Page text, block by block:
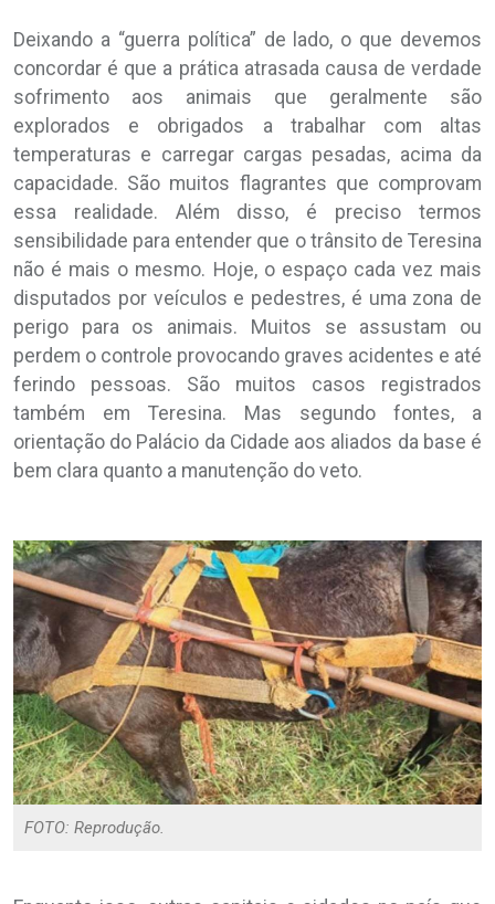
Deixando a “guerra política” de lado, o que devemos
concordar é que a prática atrasada causa de verdade
sofrimento aos animais que geralmente são
explorados e obrigados a trabalhar com altas
temperaturas e carregar cargas pesadas, acima da
capacidade. São muitos flagrantes que comprovam
essa realidade. Além disso, é preciso termos
sensibilidade para entender que o trânsito de Teresina
não é mais o mesmo. Hoje, o espaço cada vez mais
disputados por veículos e pedestres, é uma zona de
perigo para os animais. Muitos se assustam ou
perdem o controle provocando graves acidentes e até
ferindo pessoas. São muitos casos registrados
também em Teresina. Mas segundo fontes, a
orientação do Palácio da Cidade aos aliados da base é
bem clara quanto a manutenção do veto.
FOTO: Reprodução.